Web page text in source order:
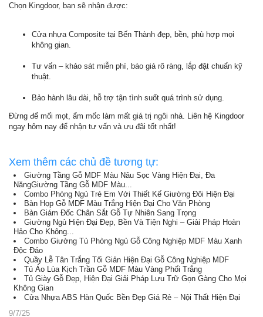
Chọn Kingdoor, bạn sẽ nhận được:
Cửa nhựa Composite tại Bến Thành đẹp, bền, phù hợp mọi
không gian.
Tư vấn – khảo sát miễn phí, báo giá rõ ràng, lắp đặt chuẩn kỹ
thuật.
Bảo hành lâu dài, hỗ trợ tận tình suốt quá trình sử dụng.
Đừng để mối mọt, ẩm mốc làm mất giá trị ngôi nhà. Liên hệ Kingdoor
ngay hôm nay để nhận tư vấn và ưu đãi tốt nhất!
Xem thêm các chủ đề tương tự:
Giường Tầng Gỗ MDF Màu Nâu Sọc Vàng Hiện Đại, Đa
NăngGiường Tầng Gỗ MDF Màu...
Combo Phòng Ngủ Trẻ Em Với Thiết Kế Giường Đôi Hiện Đại
Bàn Họp Gỗ MDF Màu Trắng Hiện Đại Cho Văn Phòng
Bàn Giám Đốc Chân Sắt Gỗ Tự Nhiên Sang Trọng
Giường Ngủ Hiện Đại Đẹp, Bền Và Tiện Nghi – Giải Pháp Hoàn
Hảo Cho Không...
Combo Giường Tủ Phòng Ngủ Gỗ Công Nghiệp MDF Màu Xanh
Độc Đáo
Quầy Lễ Tân Trắng Tối Giản Hiện Đại Gỗ Công Nghiệp MDF
Tủ Áo Lùa Kịch Trần Gỗ MDF Màu Vàng Phối Trắng
Tủ Giày Gỗ Đẹp, Hiện Đại Giải Pháp Lưu Trữ Gọn Gàng Cho Mọi
Không Gian
Cửa Nhựa ABS Hàn Quốc Bền Đẹp Giá Rẻ – Nội Thất Hiện Đại
9/7/25